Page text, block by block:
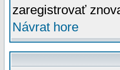
zaregistrovať
Návrat hore